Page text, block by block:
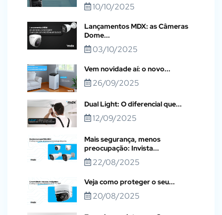
10/10/2025
Lançamentos MDX: as Câmeras
Dome...
03/10/2025
Vem novidade aí: o novo...
26/09/2025
Dual Light: O diferencial que...
12/09/2025
Mais segurança, menos
preocupação: Invista...
22/08/2025
Veja como proteger o seu...
20/08/2025